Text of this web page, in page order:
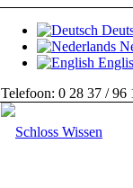
Telefoon: 0 28 37 / 96